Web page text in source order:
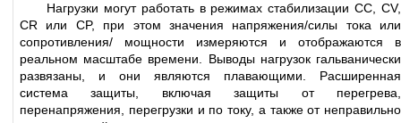
Нагрузки могут работать в режимах стабилизации CC, CV,
CR или CP, при этом значения напряжения/силы тока или
сопротивления/ мощности измеряются и отображаются в
реальном масштабе времени. Выводы нагрузок гальванически
развязаны, и они являются плавающими. Расширенная
система защиты, включая защиты от перегрева,
перенапряжения, перегрузки и по току, а также от неправильно